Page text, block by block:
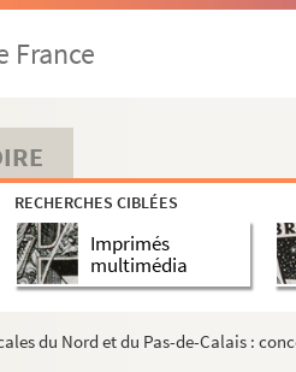
France
RECHERCHES CIBLÉES
Imprimés
multimédia
du Nord et du Pas-de-Calais :